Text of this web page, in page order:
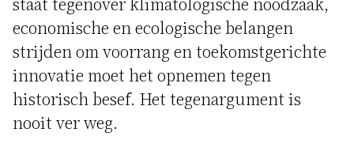
economische en ecologische belangen
strijden om voorrang en toekomstgerichte
innovatie moet het opnemen tegen
historisch besef. Het tegenargument is
nooit ver weg.